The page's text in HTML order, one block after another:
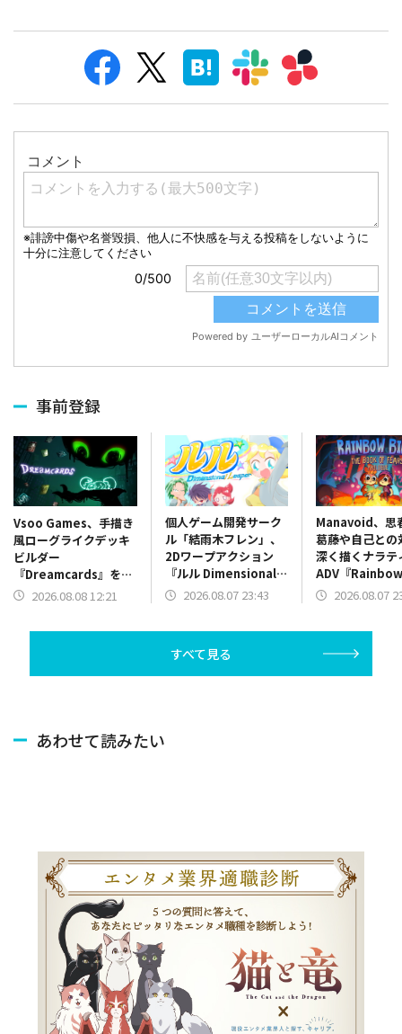
事前登録
Vsoo Games、手描き
風ローグライクデッキ
ビルダー
『Dreamcards』を
Steamにて2026年8月
2026.08.08 12:21
個人ゲーム開発サーク
ル「結雨木フレン」、
2Dワープアクション
『ルル Dimensional
Leaper』体験版をリ
2026.08.07 23:43
Manavoid、思
葛藤や自己との
深く描くナラテ
ADV『
The Book of
2026.08.07
すべて見る
あわせて読みたい